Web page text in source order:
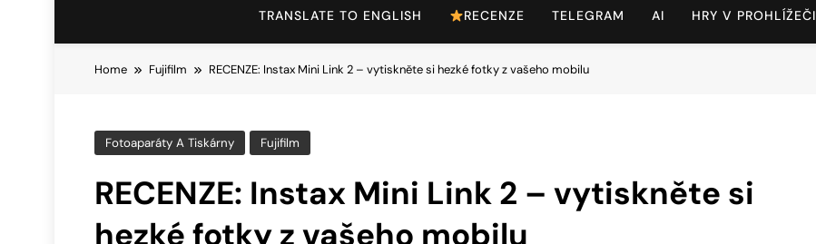
TRANSLATE TO ENGLISH RECENZE TELEGRAM AI HRY V PROHLÍŽEČI
Home Fujifilm RECENZE: Instax Mini Link 2 – vytiskněte si hezké fotky z vašeho mobilu
Fotoaparáty A Tiskárny Fujifilm
RECENZE: Instax Mini Link 2 – vytiskněte si
hezké fotky z vašeho mobilu